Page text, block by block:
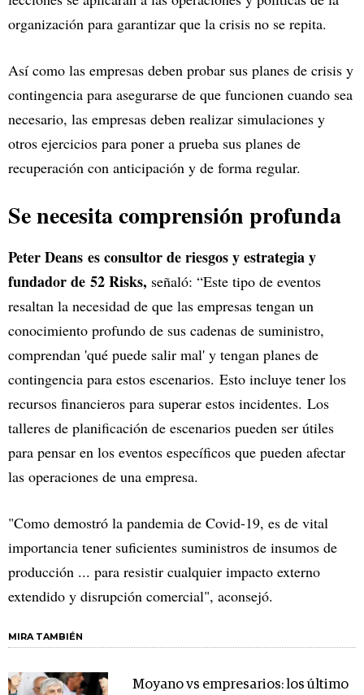
organización para garantizar que la crisis no se repita.
Así como las empresas deben probar sus planes de crisis y
contingencia para asegurarse de que funcionen cuando sea
necesario, las empresas deben realizar simulaciones y
otros ejercicios para poner a prueba sus planes de
recuperación con anticipación y de forma regular.
Se necesita comprensión profunda
Peter Deans es consultor de riesgos y estrategia y
fundador de 52 Risks, señaló: “Este tipo de eventos
resaltan la necesidad de que las empresas tengan un
conocimiento profundo de sus cadenas de suministro,
comprendan 'qué puede salir mal' y tengan planes de
contingencia para estos escenarios. Esto incluye tener los
recursos financieros para superar estos incidentes. Los
talleres de planificación de escenarios pueden ser útiles
para pensar en los eventos específicos que pueden afectar
las operaciones de una empresa.
"Como demostró la pandemia de Covid-19, es de vital
importancia tener suficientes suministros de insumos de
producción ... para resistir cualquier impacto externo
extendido y disrupción comercial", aconsejó.
MIRA TAMBIÉN
Moyano vs empresarios: los último